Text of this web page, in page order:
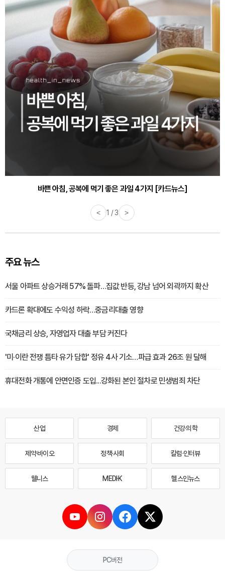
바쁜 아침, 공복에 먹기 좋은 과일 4가지 [카드뉴스]
< 1 / 3 >
주요 뉴스
서울 아파트 상승거래 57% 돌파…집값 반등, 강남 넘어 외곽까지 확산
카드론 확대에도 수익성 하락…중금리대출 영향
국채금리 상승, 자영업자 대출 부담 커진다
'미·이란 전쟁 틈타 유가 담합' 정유 4사 기소…파급 효과 26조 원 달해
휴대전화 개통에 안면인증 도입...강화된 본인 절차로 민생범죄 차단
산업 경제 건강·의학
제약·바이오 정책·사회 칼럼·인터뷰
웰니스 MEDI·K 헬스인뉴스
PC버전